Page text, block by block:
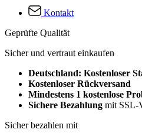
Kontakt
Geprüfte Qualität
Sicher und vertraut einkaufen
Deutschland: Kostenloser
Kostenloser Rückversand
Mindestens 1 kostenlose
Sichere Bezahlung mit SSL-
Sicher bezahlen mit